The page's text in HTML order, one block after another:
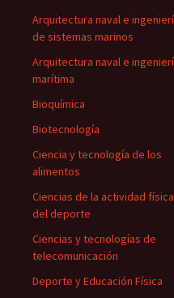
Arquitectura naval e
de sistemas marinos
Arquitectura naval e
marítima
Bioquímica
Biotecnología
Ciencia y tecnología de los
alimentos
Ciencias de la actividad
del deporte
Ciencias y tecnologías de
telecomunicación
Deporte y Educación Física